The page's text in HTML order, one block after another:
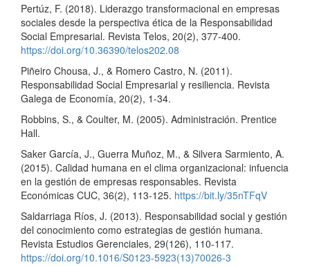
Pertúz, F. (2018). Liderazgo transformacional en empresas
sociales desde la perspectiva ética de la Responsabilidad
Social Empresarial. Revista Telos, 20(2), 377-400.
https://doi.org/10.36390/telos202.08
Piñeiro Chousa, J., & Romero Castro, N. (2011).
Responsabilidad Social Empresarial y resiliencia. Revista
Galega de Economía, 20(2), 1-34.
Robbins, S., & Coulter, M. (2005). Administración. Prentice
Hall.
Saker García, J., Guerra Muñoz, M., & Silvera Sarmiento, A.
(2015). Calidad humana en el clima organizacional: infuencia
en la gestión de empresas responsables. Revista
Económicas CUC, 36(2), 113-125. https://bit.ly/35nTFqV
Saldarriaga Ríos, J. (2013). Responsabilidad social y gestión
del conocimiento como estrategias de gestión humana.
Revista Estudios Gerenciales, 29(126), 110-117.
https://doi.org/10.1016/S0123-5923(13)70026-3